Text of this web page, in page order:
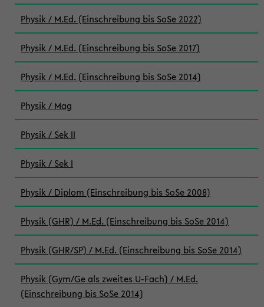
Physik / M.Ed. (Einschreibung bis SoSe 2022)
Physik / M.Ed. (Einschreibung bis SoSe 2017)
Physik / M.Ed. (Einschreibung bis SoSe 2014)
Physik / Mag
Physik / Sek II
Physik / Sek I
Physik / Diplom (Einschreibung bis SoSe 2008)
Physik (GHR) / M.Ed. (Einschreibung bis SoSe 2014)
Physik (GHR/SP) / M.Ed. (Einschreibung bis SoSe 2014)
Physik (Gym/Ge als zweites U-Fach) / M.Ed.
(Einschreibung bis SoSe 2014)